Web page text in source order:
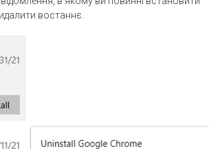
востаннє.